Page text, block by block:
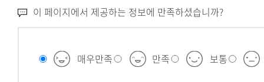
이 페이지에서 제공하는 정보에 만족하셨습니까?
매우만족 만족 보통